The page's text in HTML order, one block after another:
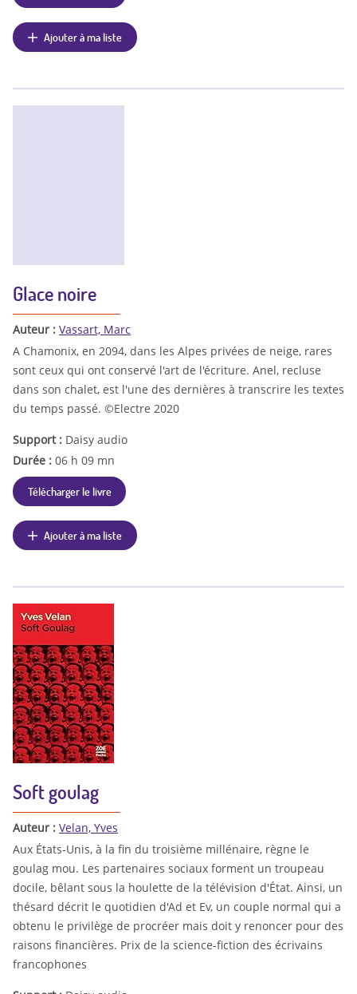
Ajouter à ma liste
Glace noire
Auteur : Vassart, Marc
A Chamonix, en 2094, dans les Alpes privées de neige, rares
sont ceux qui ont conservé l'art de l'écriture. Anel, recluse
dans son chalet, est l'une des dernières à transcrire les textes
du temps passé. ©Electre 2020
Support : Daisy audio
Durée : 06 h 09 mn
Télécharger le livre
Ajouter à ma liste
Soft goulag
Auteur : Velan, Yves
Aux États-Unis, à la fin du troisième millénaire, règne le
goulag mou. Les partenaires sociaux forment un troupeau
docile, bêlant sous la houlette de la télévision d'État. Ainsi, un
thésard décrit le quotidien d'Ad et Ev, un couple normal qui a
obtenu le privilège de procréer mais doit y renoncer pour des
raisons financières. Prix de la science-fiction des écrivains
francophones